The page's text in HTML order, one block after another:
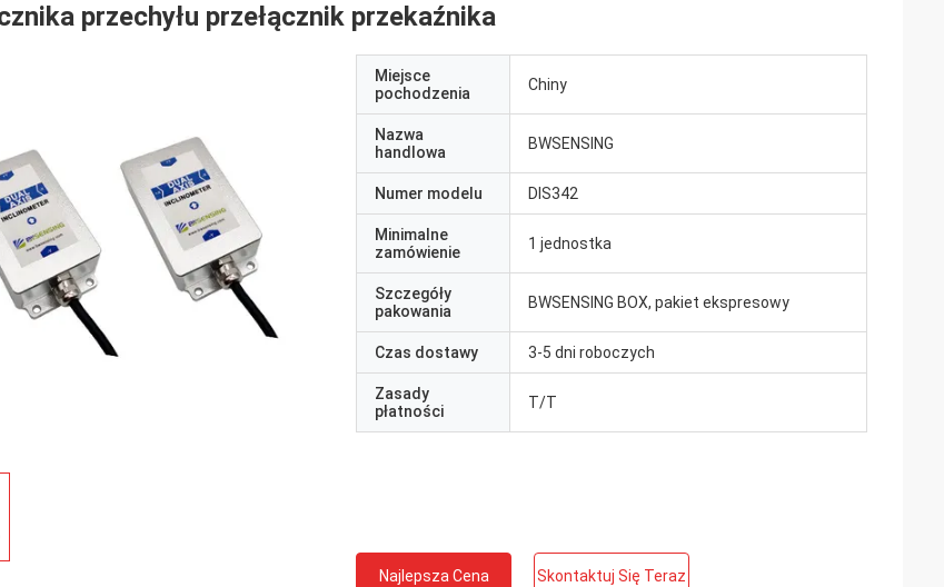
przechyłu przełącznik przekaźnika
Miejsce
pochodzenia
Chiny
Nazwa
handlowa
BWSENSING
Numer modelu DIS342
Minimalne
zamówienie
1 jednostka
Szczegóły
pakowania
BWSENSING BOX, pakiet ekspresowy
Czas dostawy 3-5 dni roboczych
Zasady
płatności
T/T
Najlepsza Cena Skontaktuj Się Teraz